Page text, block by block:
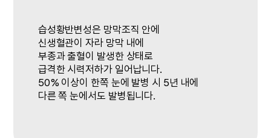
습성황반변성은 망막조직 안에
신생혈관이 자라 망막 내에
부종과 출혈이 발생한 상태로
급격한 시력저하가 일어납니다.
50% 이상이 한쪽 눈에 발병 시 5년 내에
다른 쪽 눈에서도 발병됩니다.